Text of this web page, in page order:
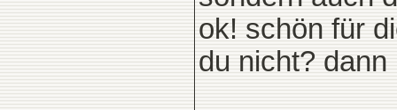
ok! schön für
du nicht?